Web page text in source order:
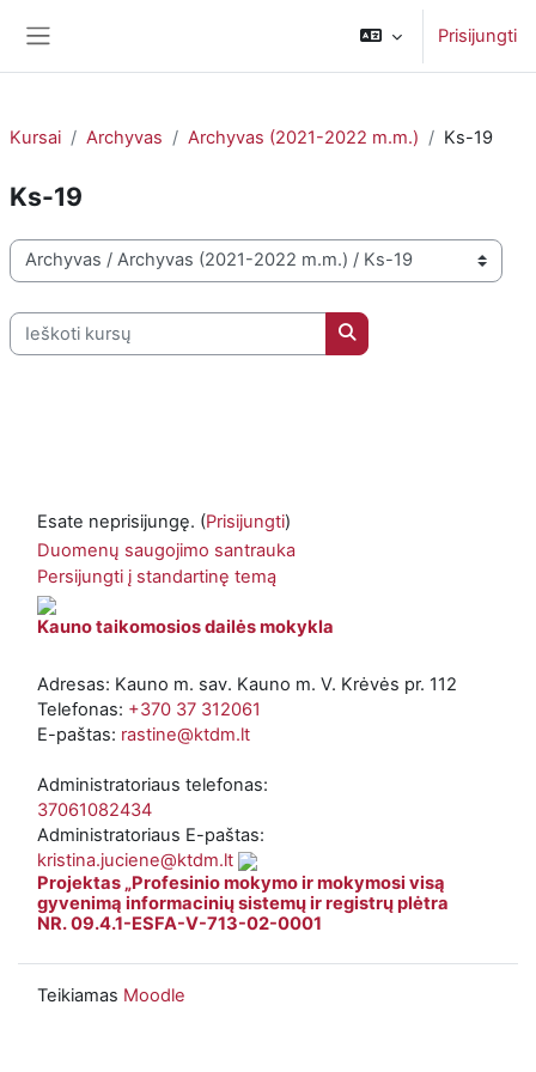
Prisijungti
Kursai Archyvas Archyvas (2021-2022 m.m.) Ks-19
Ks-19
Kursų kategorijos
Ieškoti kursų
Ieškoti kursų
Esate neprisijungę. (Prisijungti)
Duomenų saugojimo santrauka
Persijungti į standartinę temą
Kauno taikomosios dailės mokykla
Adresas: Kauno m. sav. Kauno m. V. Krėvės pr. 112
Telefonas: +370 37 312061
E-paštas: rastine@ktdm.lt
Administratoriaus telefonas:
37061082434
Administratoriaus E-paštas:
kristina.juciene@ktdm.lt
Projektas „Profesinio mokymo ir mokymosi visą
gyvenimą informacinių sistemų ir registrų plėtra
NR. 09.4.1-ESFA-V-713-02-0001
Teikiamas Moodle